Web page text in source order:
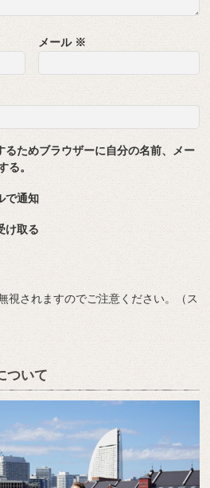
メール ※
るためブラウザーに自分の名前、メー
る。
で通知
け取る
視されますのでご注意ください。（ス
ついて